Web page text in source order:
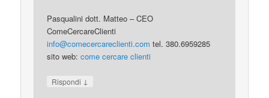
Pasqualini dott. Matteo – CEO
ComeCercareClienti
info@comecercareclienti.com tel. 380.6959285
sito web:come cercare clienti
Rispondi ↓